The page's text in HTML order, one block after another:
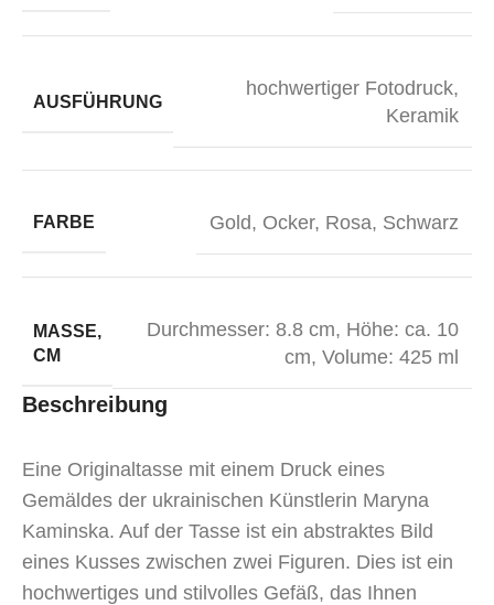
AUSFÜHRUNG
hochwertiger Fotodruck,
Keramik
FARBE Gold, Ocker, Rosa, Schwarz
MASSE, C
M
Durchmesser: 8.8 cm, Höhe: ca. 10
cm, Volume: 425 ml
Beschreibung
Eine Originaltasse mit einem Druck eines
Gemäldes der ukrainischen Künstlerin Maryna
Kaminska. Auf der Tasse ist ein abstraktes Bild
eines Kusses zwischen zwei Figuren. Dies ist ein
hochwertiges und stilvolles Gefäß, das Ihnen